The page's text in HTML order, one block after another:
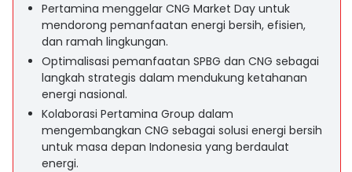
Pertamina menggelar CNG Market Day untuk
mendorong pemanfaatan energi bersih, efisien,
dan ramah lingkungan.
Optimalisasi pemanfaatan SPBG dan CNG sebagai
langkah strategis dalam mendukung ketahanan
energi nasional.
Kolaborasi Pertamina Group dalam
mengembangkan CNG sebagai solusi energi bersih
untuk masa depan Indonesia yang berdaulat
energi.